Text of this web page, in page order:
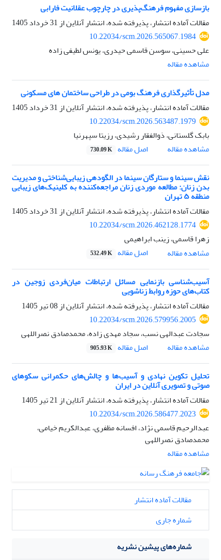
بازسازی مفهوم فرهنگ‌پذیری در چارچوب عقلانیت فارابی
مقالات آماده انتشار، پذیرفته شده، انتشار آنلاین از31 خرداد 1405
10.22034/scm.2026.565067.1984
علی حسینی، سوسن قاسمی حیدری، یونس لطیفی زاده
مشاهده مقاله
مدل تأثیرگذاری فرهنگ بومی در طراحی ساختمان های مسکونی
مقالات آماده انتشار، پذیرفته شده، انتشار آنلاین از31 خرداد 1405
10.22034/scm.2026.563487.1979
بابک گلستانی، ذوالفقار رشیدی، رزیتا سپهرنیا
مشاهده مقاله
اصل مقاله 730.09 K
نقش سینما و ستارگان سینما در الگودهی زیبایی‌شناختی و مدیریت
بدن زنان: مطالعه موردی زنان مراجعه‌کننده به کلینیک‌های زیبایی
منطقه ۵ تهران
مقالات آماده انتشار، پذیرفته شده، انتشار آنلاین از31 خرداد 1405
10.22034/scm.2026.462128.1774
زهرا قاسمی، زینب ابراهیمی
مشاهده مقاله
اصل مقاله 532.49 K
آسیب‌شناسی بازنمایی مسائل ارتباطات میان‌فردی زوجین در
کتاب‌های حوزه روابط زناشویی
مقالات آماده انتشار، پذیرفته شده، انتشار آنلاین از 08 تیر 1405
10.22034/scm.2026.579956.2005
سجادت عبدالهی نسب، سجاد مهدی زاده، محمدصادق نصراللهی
مشاهده مقاله
اصل مقاله 905.93 K
تحلیل تکوین نهادی و آسیب‌ها و چالش‌های حکمرانی سکوهای
صوتی و تصویری آنلاین در ایران
مقالات آماده انتشار، پذیرفته شده، انتشار آنلاین از 21 تیر 1405
10.22034/scm.2026.586477.2023
عبدالرحیم قاسمی نژاد، افسانه مظفری، عبدالکریم خیامی،
محمدصادق نصراللهی
مشاهده مقاله
مقالات آماده انتشار
شماره جاری
شماره‌های پیشین نشریه